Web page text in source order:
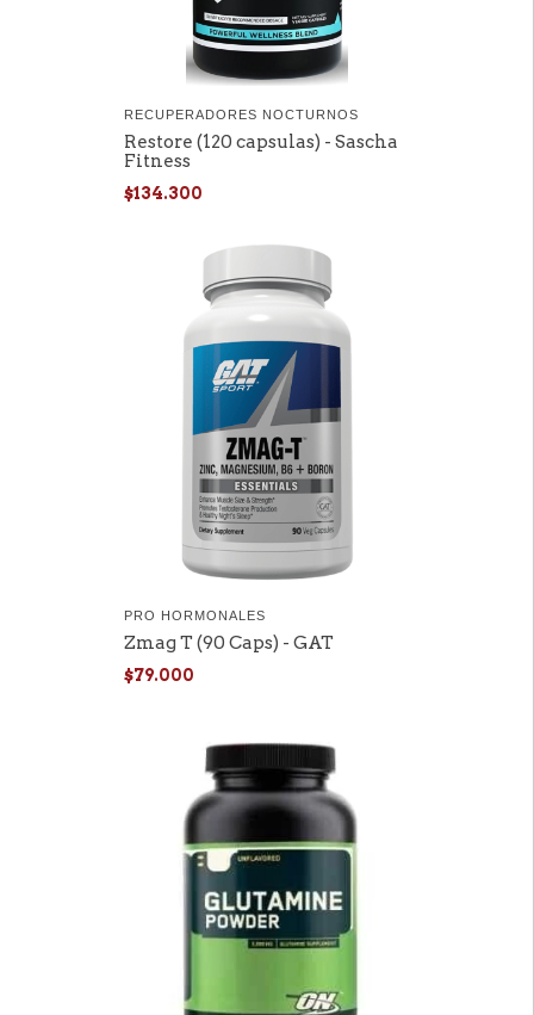
RECUPERADORES NOCTURNOS
Restore (120 capsulas) - Sascha
Fitness
$134.300
PRO HORMONALES
Zmag T (90 Caps) - GAT
$79.000